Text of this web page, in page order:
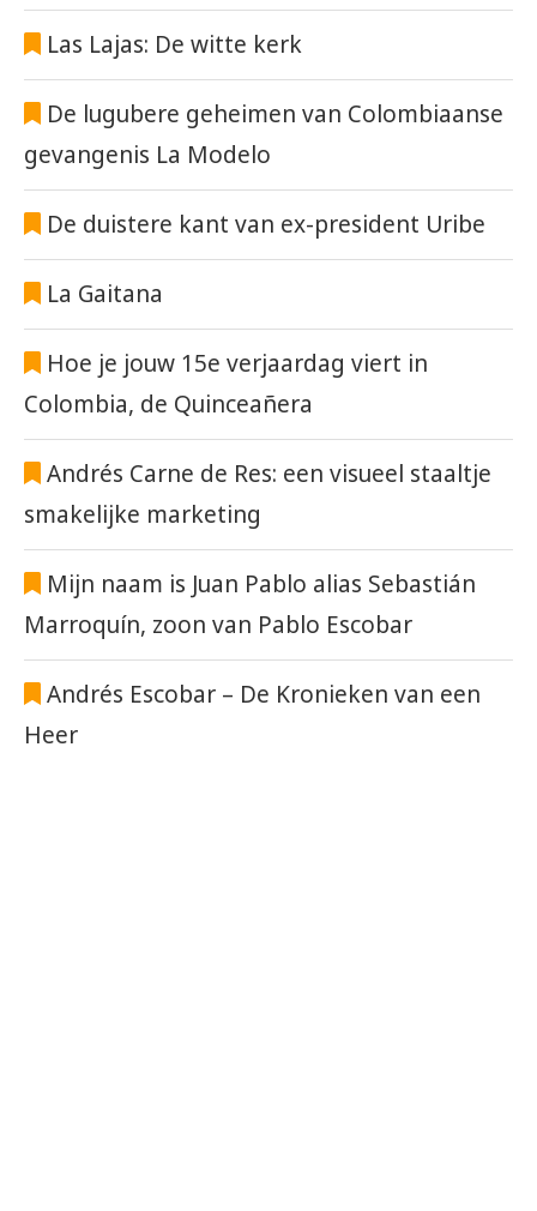
Las Lajas: De witte kerk
De lugubere geheimen van Colombiaanse
gevangenis La Modelo
De duistere kant van ex-president Uribe
La Gaitana
Hoe je jouw 15e verjaardag viert in
Colombia, de Quinceañera
Andrés Carne de Res: een visueel staaltje
smakelijke marketing
Mijn naam is Juan Pablo alias Sebastián
Marroquín, zoon van Pablo Escobar
Andrés Escobar – De Kronieken van een
Heer